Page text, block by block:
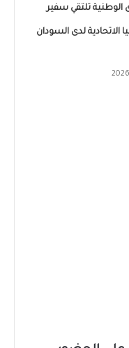
الوطنية تلتقي سفير
الاتحادية لدى السودان